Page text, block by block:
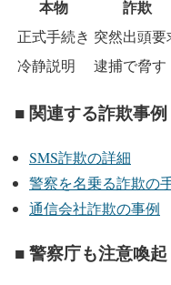
本物 詐欺
正式手続き 突然出頭要
冷静説明
逮捕で脅す
■ 関連する詐欺事例
SMS詐欺の詳細
警察を名乗る詐欺の
通信会社詐欺の事例
■ 警察庁も注意喚起